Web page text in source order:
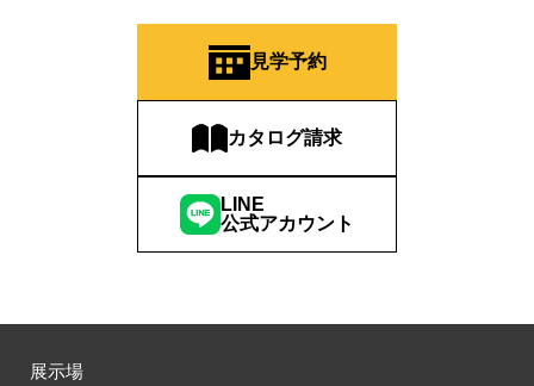
見学予約
カタログ請求
LINE
公式アカウント
展示場